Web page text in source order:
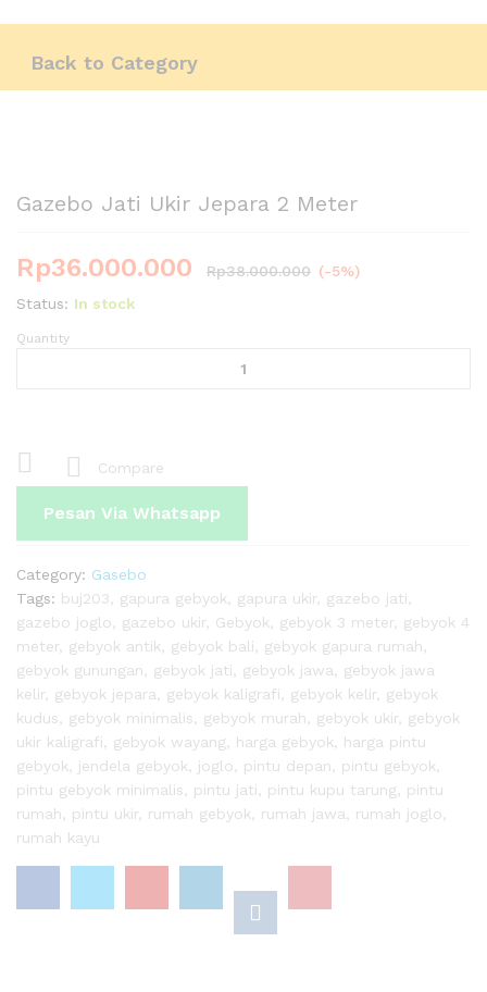
Back to Category
Gazebo Jati Ukir Jepara 2 Meter
Rp36.000.000 Rp38.000.000 (-5%)
Status: In stock
Gazebo
quantity
Quantity
Compare
Pesan Via Whatsapp
Category: Gasebo
Tags: buj203 gapura gebyok gapura ukir, gazebo jati
gazebo joglo
gazebo ukir, Gebyok gebyok 3 meter, gebyok 4
meter, gebyok antik gebyok bali gebyok gapura rumah
gebyok gunungan
gebyok jati gebyok jawa
gebyok jawa
kelir, gebyok jepara gebyok kaligrafi gebyok kelir, gebyok
kudus
gebyok minimalis gebyok murah gebyok ukir, gebyok
ukir kaligrafi
gebyok wayang harga gebyok
harga pintu
gebyok
jendela gebyok joglo pintu depan pintu gebyok
pintu gebyok minimalis
pintu jati pintu kupu tarung
pintu
rumah
pintu ukir, rumah gebyok rumah jawa rumah joglo
rumah kayu